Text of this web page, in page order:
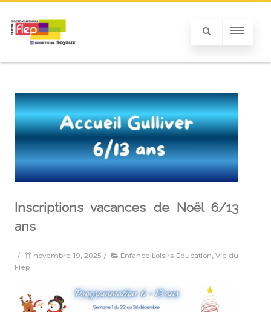
Inscriptions vacances de Noël 6/13
ans
/ novembre 19, 2025 / Enfance Loisirs Education Vie du
Flep